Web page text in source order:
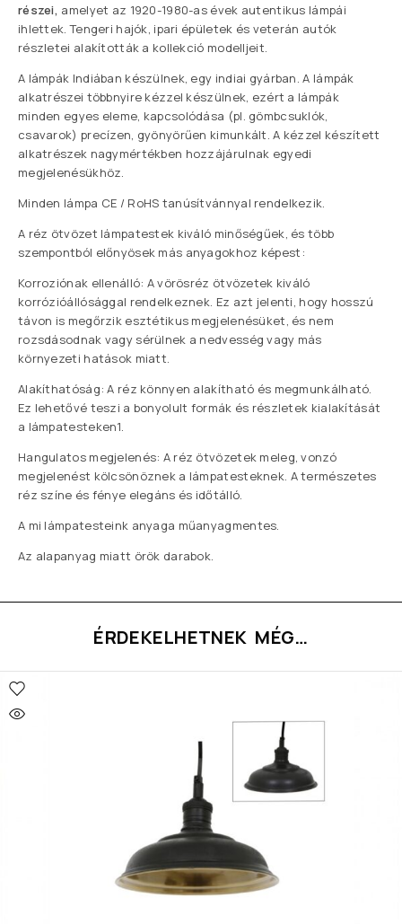
részei, amelyet az 1920-1980-as évek autentikus lámpái
ihlettek. Tengeri hajók, ipari épületek és veterán autók
részletei alakították a kollekció modelljeit.
A lámpák Indiában készülnek, egy indiai gyárban. A lámpák
alkatrészei többnyire kézzel készülnek, ezért a lámpák
minden egyes eleme, kapcsolódása (pl. gömbcsuklók,
csavarok) precízen, gyönyörűen kimunkált. A kézzel készített
alkatrészek nagymértékben hozzájárulnak egyedi
megjelenésükhöz.
Minden lámpa CE / RoHS tanúsítvánnyal rendelkezik.
A réz ötvözet lámpatestek kiváló minőségűek, és több
szempontból előnyösek más anyagokhoz képest:
Korroziónak ellenálló: A vörösréz ötvözetek kiváló
korrózióállósággal rendelkeznek. Ez azt jelenti, hogy hosszú
távon is megőrzik esztétikus megjelenésüket, és nem
rozsdásodnak vagy sérülnek a nedvesség vagy más
környezeti hatások miatt.
Alakíthatóság: A réz könnyen alakítható és megmunkálható.
Ez lehetővé teszi a bonyolult formák és részletek kialakítását
a lámpatesteken1.
Hangulatos megjelenés: A réz ötvözetek meleg, vonzó
megjelenést kölcsönöznek a lámpatesteknek. A természetes
réz színe és fénye elegáns és időtálló.
A mi lámpatesteink anyaga műanyagmentes.
Az alapanyag miatt örök darabok.
ÉRDEKELHETNEK MÉG…